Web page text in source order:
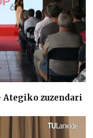
Ategiko zuzendari